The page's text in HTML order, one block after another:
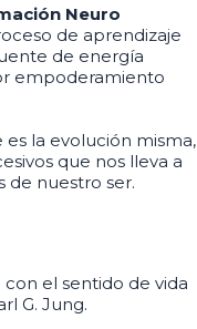
Neuro
de aprendizaje
de energía
empoderamiento
la evolución misma,
que nos lleva a
de nuestro ser.
el sentido de vida
G. Jung.